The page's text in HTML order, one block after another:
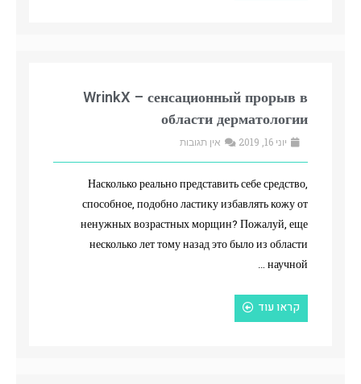
WrinkX – сенсационный прорыв в
области дерматологии
יוני 16, 2019 אין תגובות
Насколько реально представить себе средство,
способное, подобно ластику избавлять кожу от
ненужных возрастных морщин? Пожалуй, еще
несколько лет тому назад это было из области
научной …
קראו עוד